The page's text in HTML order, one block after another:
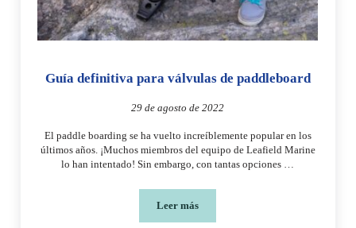
Guía definitiva para válvulas de paddleboard
29 de agosto de 2022
El paddle boarding se ha vuelto increíblemente popular en los
últimos años. ¡Muchos miembros del equipo de Leafield Marine
lo han intentado! Sin embargo, con tantas opciones …
Leer másGuía definitiva para válvulas de